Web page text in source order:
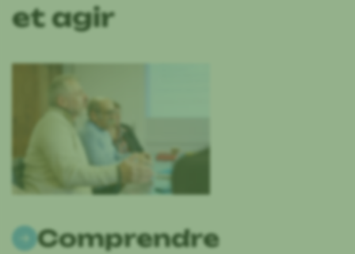
et agir
Comprendre